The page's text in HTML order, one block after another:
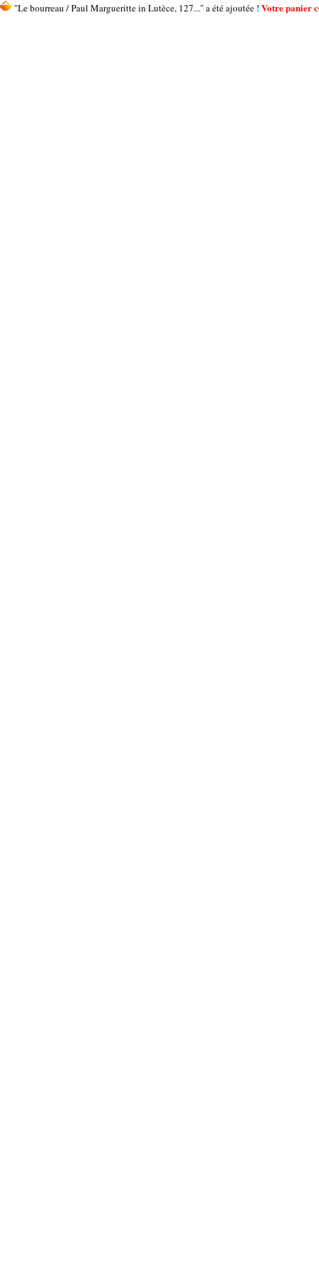
"Le bourreau / Paul Margueritte in Lutèce, 127..." a été ajoutée ! Votre panier